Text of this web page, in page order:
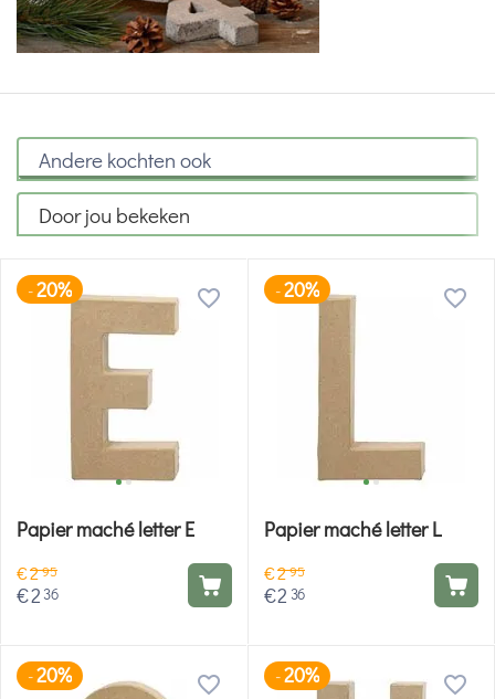
Andere kochten ook
Door jou bekeken
-20%
Papier maché letter E
€295
€2 36
-20%
Papier maché letter L
€295
€2 36
-20% -20%